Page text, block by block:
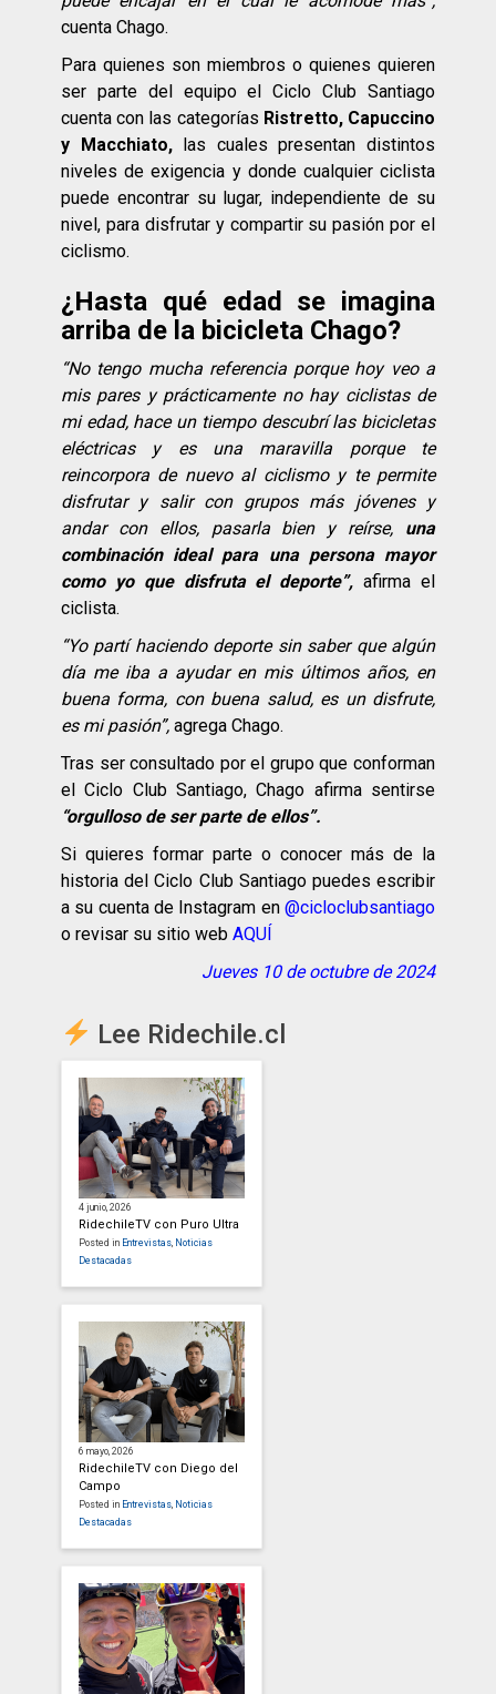
cuenta Chago.
Para quienes son miembros o quienes quieren
ser parte del equipo el Ciclo Club Santiago
cuenta con las categorías Ristretto, Capuccino
y Macchiato,las cuales presentan distintos
niveles de exigencia y donde cualquier ciclista
puede encontrar su lugar, independiente de su
nivel, para disfrutar y compartir su pasión por el
ciclismo.
¿Hasta qué edad se imagina
arriba de la bicicleta Chago?
“No tengo mucha referencia porque hoy veo a
mis pares y prácticamente no hay ciclistas de
mi edad, hace un tiempo descubrí las bicicletas
eléctricas y es una maravilla porque te
reincorpora de nuevo al ciclismo y te permite
disfrutar y salir con grupos más jóvenes y
andar con ellos, pasarla bien y reírse, una
combinación ideal para una persona mayor
como yo que disfruta el deporte”,afirma el
ciclista.
“Yo partí haciendo deporte sin saber que algún
día me iba a ayudar en mis últimos años, en
buena forma, con buena salud, es un disfrute,
es mi pasión”, agrega Chago.
Tras ser consultado por el grupo que conforman
el Ciclo Club Santiago, Chago afirma sentirse
“orgulloso de ser parte de ellos”.
Si quieres formar parte o conocer más de la
historia del Ciclo Club Santiago puedes escribir
a su cuenta de Instagram en @cicloclubsantiago
o revisar su sitio web AQUÍ
Jueves 10 de octubre de 2024
Lee Ridechile.cl
4 junio, 2026
RidechileTV con Puro Ultra
Posted in Entrevistas, Noticias
Destacadas
6 mayo, 2026
RidechileTV con Diego del
Campo
Posted in Entrevistas, Noticias
Destacadas